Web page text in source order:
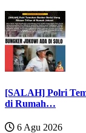
[SALAH] Polri
di Rumah…
6 Agu 2026